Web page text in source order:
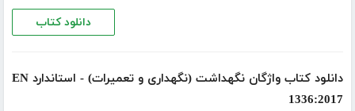
دانلود کتاب
دانلود کتاب واژگان نگهداشت (نگهداری و تعمیرات) - استاندارد EN
1336:2017